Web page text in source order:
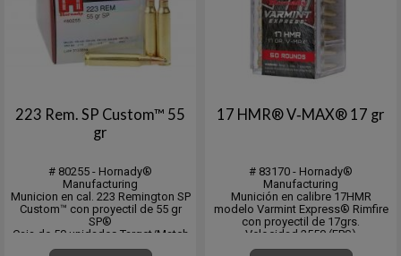
223 Rem. SP Custom™ 55
gr
# 80255 - Hornady®
Manufacturing
Municion en cal. 223 Remington SP
Custom™ con proyectil de 55 gr
SP®
Caja de 50 unidades Target/Match
Velocidad 3240 fps. - Energia 1282
17 HMR® V‑MAX® 17 gr
# 83170 - Hornady®
Manufacturing
Munición en calibre 17HMR
modelo Varmint Express® Rimfire
con proyectil de 17grs.
Velocidad 2550 (FPS)
Energía 245 (ft/lb)